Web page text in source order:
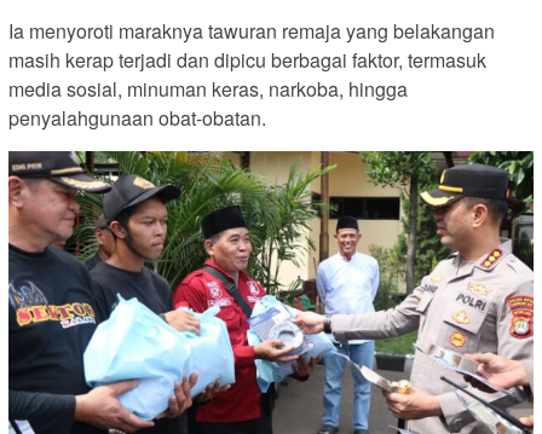
Ia menyoroti maraknya tawuran remaja yang belakangan
masih kerap terjadi dan dipicu berbagai faktor, termasuk
media sosial, minuman keras, narkoba, hingga
penyalahgunaan obat-obatan.